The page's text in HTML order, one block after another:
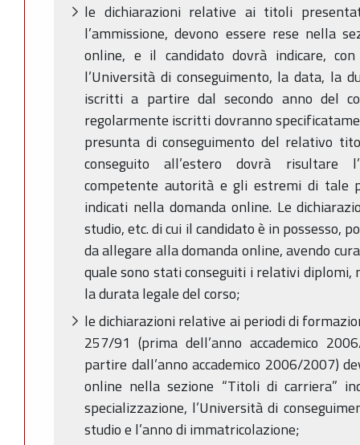
le dichiarazioni relative ai titoli
l’ammissione, devono essere rese nella
online, e il candidato dovrà indicare,
l’Università di conseguimento, la data, la
iscritti a partire dal secondo anno del
regolarmente iscritti dovranno
presunta di conseguimento del relativo
conseguito all’estero dovrà risultare
competente autorità e gli estremi di tale
indicati nella domanda online. Le
studio, etc. di cui il candidato è in possesso,
da allegare alla domanda online, avendo
quale sono stati conseguiti i relativi diplomi,
la durata legale del corso;
le dichiarazioni relative ai periodi di
257/91 (prima dell’anno accademico
partire dall’anno accademico 2006/2007)
online nella sezione “Titoli di carriera”
specializzazione, l’Università di
studio e l’anno di immatricolazione;